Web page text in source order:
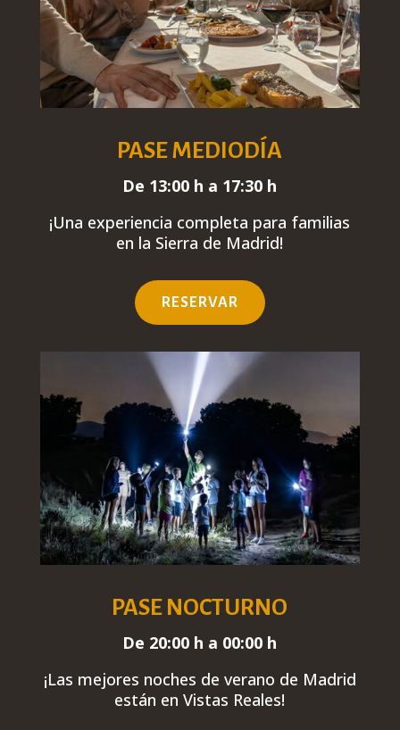
PASE MEDIODÍA
De 13:00 h a 17:30 h
¡Una experiencia completa para familias
en la Sierra de Madrid!
RESERVAR
PASE NOCTURNO
De 20:00 h a 00:00 h
¡Las mejores noches de verano de Madrid
están en Vistas Reales!